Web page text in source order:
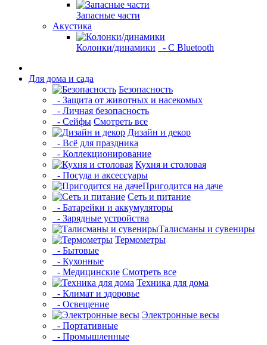
Запасные части
Акустика
Колонки/динамики - С Bluetooth
Для дома и сада
Безопасность
- Защита от животных и насекомых
- Личная безопасность
- Сейфы Смотреть все
Дизайн и декор
- Всё для праздника
- Коллекционирование
Кухня и столовая
- Посуда и аксессуары
Пригодится на даче
Сеть и питание
- Батарейки и аккумуляторы
- Зарядные устройства
Талисманы и сувениры
Термометры
- Бытовые
- Кухонные
- Медицинские Смотреть все
Техника для дома
- Климат и здоровье
- Освещение
Электронные весы
- Портативные
- Промышленные